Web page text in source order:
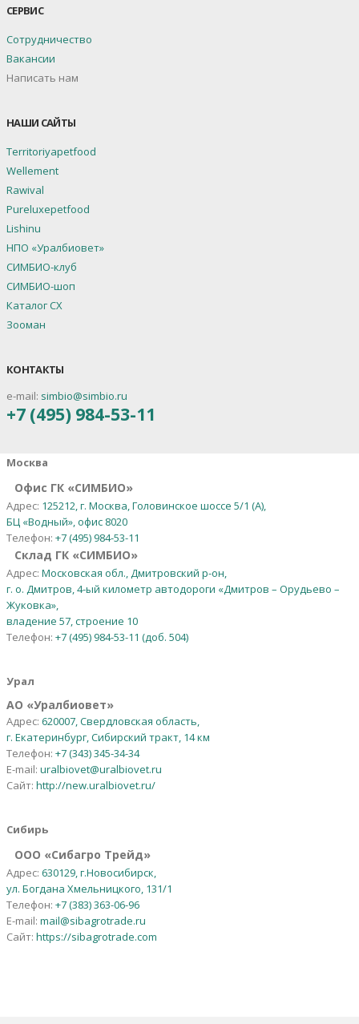
СЕРВИС
Сотрудничество
Вакансии
Написать нам
НАШИ САЙТЫ
Territoriyapetfood
Wellement
Rawival
Pureluxepetfood
Lishinu
НПО «Уралбиовет»
СИМБИО-клуб
СИМБИО-шоп
Каталог СХ
Зооман
КОНТАКТЫ
e-mail: simbio@simbio.ru
+7 (495) 984-53-11
Москва
Офис ГК «СИМБИО»
Адрес: 125212, г. Москва, Головинское шоссе 5/1 (А),
БЦ «Водный», офис 8020
Телефон: +7 (495) 984-53-11
Склад ГК «СИМБИО»
Адрес: Московская обл., Дмитровский р-он,
г. о. Дмитров, 4-ый километр автодороги «Дмитров – Орудьево –
Жуковка»,
владение 57, строение 10
Телефон: +7 (495) 984-53-11 (доб. 504)
Урал
АО «Уралбиовет»
Адрес: 620007, Свердловская область,
г. Екатеринбург, Сибирский тракт, 14 км
Телефон: +7 (343) 345-34-34
E-mail: uralbiovet@uralbiovet.ru
Сайт: http://new.uralbiovet.ru/
Сибирь
OOO «Сибагро Трейд»
Адрес: 630129, г.Новосибирск,
ул. Богдана Хмельницкого, 131/1
Телефон: +7 (383) 363-06-96
E-mail: mail@sibagrotrade.ru
Сайт: https://sibagrotrade.com